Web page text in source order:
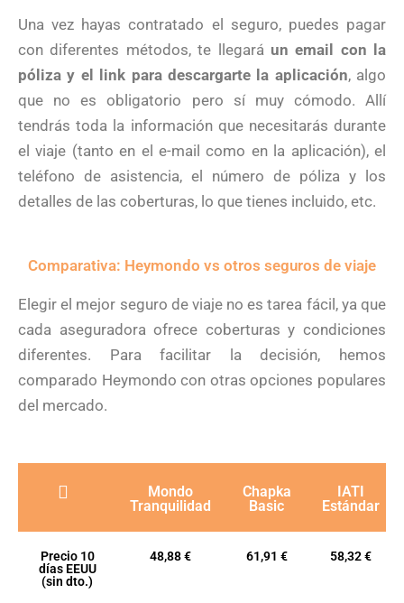
Una vez hayas contratado el seguro, puedes pagar
con diferentes métodos, te llegará un email con la
póliza y el link para descargarte la aplicación, algo
que no es obligatorio pero sí muy cómodo. Allí
tendrás toda la información que necesitarás durante
el viaje (tanto en el e-mail como en la aplicación), el
teléfono de asistencia, el número de póliza y los
detalles de las coberturas, lo que tienes incluido, etc.
Comparativa: Heymondo vs otros seguros de viaje
Elegir el mejor seguro de viaje no es tarea fácil, ya que
cada aseguradora ofrece coberturas y condiciones
diferentes. Para facilitar la decisión, hemos
comparado Heymondo con otras opciones populares
del mercado.
Mondo
Tranquilidad
Chapka
Basic
IATI
Estándar
Precio 10
días EEUU
(sin dto.)
48,88 € 61,91 € 58,32 €